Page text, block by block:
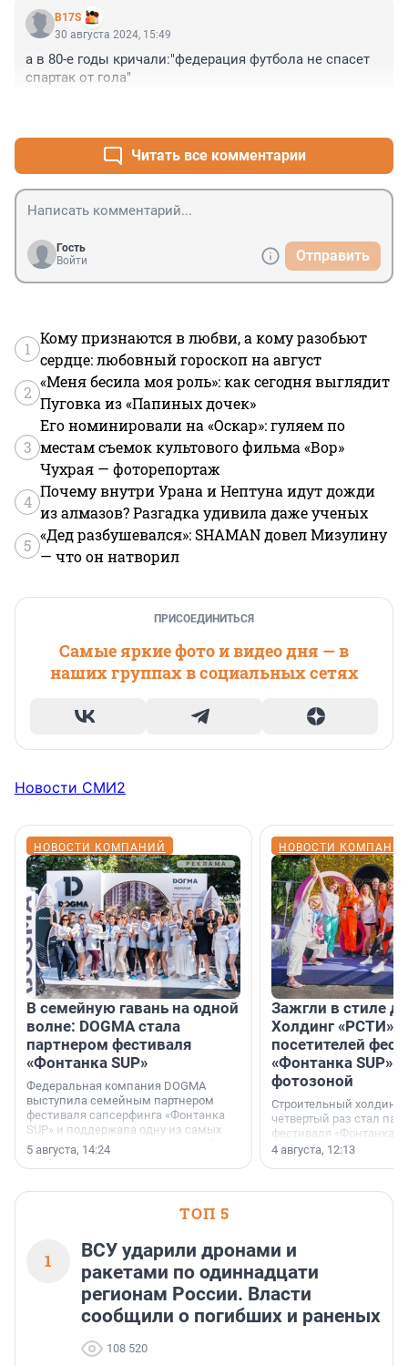
B17S
30 августа 2024, 15:49
а в 80-е годы кричали:"федерация футбола не спасет
спартак от гола"
Читать все комментарии
Гость
Войти
Отправить
1
Кому признаются в любви, а кому разобьют
сердце: любовный гороскоп на август
2
«Меня бесила моя роль»: как сегодня выглядит
Пуговка из «Папиных дочек»
3
Его номинировали на «Оскар»: гуляем по
местам съемок культового фильма «Вор»
Чухрая — фоторепортаж
4
Почему внутри Урана и Нептуна идут дожди
из алмазов? Разгадка удивила даже ученых
5
«Дед разбушевался»: SHAMAN довел Мизулину
— что он натворил
ПРИСОЕДИНИТЬСЯ
Самые яркие фото и видео дня — в
наших группах в социальных сетях
Новости СМИ2
НОВОСТИ КОМПАНИЙ
В семейную гавань на одной
волне: DOGMA стала
партнером фестиваля
«Фонтанка SUP»
Федеральная компания DOGMA
выступила семейным партнером
фестиваля сапсерфинга «Фонтанка
SUP» и поддержала одну из самых
ярких и романтичных номинаций —
«SUP-свадьба».
5 августа, 14:24
НОВОСТИ
Зажгли в стиле
Холдинг «РСТИ»
посетителей
«Фонтанка SUP»
фотозоной
Строительный холдинг
четвертый раз стал
фестиваля «Фонтанка
раз компания
посетителям
4 августа, 12:13
ТОП 5
1
ВСУ ударили дронами и
ракетами по одиннадцати
регионам России. Власти
сообщили о погибших и раненых
108 520